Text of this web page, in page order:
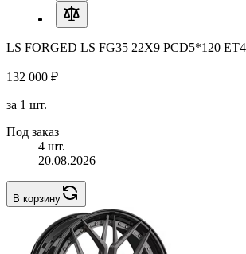
LS FORGED LS FG35 22X9 PCD5*120
132 000 ₽
за 1 шт.
Под заказ
4 шт.
20.08.2026
В корзину